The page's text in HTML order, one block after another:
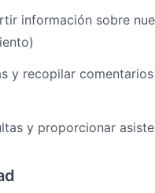
información sobre
y recopilar
y proporcionar